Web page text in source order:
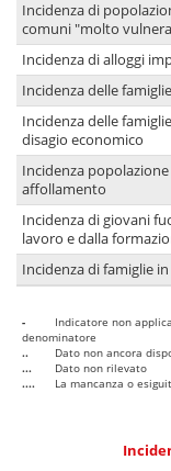
Incidenza di
comuni "molto
Incidenza di alloggi
Incidenza delle
Incidenza delle
disagio economico
Incidenza
affollamento
Incidenza di giovani
lavoro e dalla
Incidenza di famiglie
-
Indicatore non
denominatore
..
Dato non ancora
...
Dato non rilevato
....
La mancanza o